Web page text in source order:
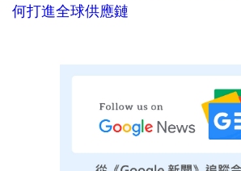
何打進全球供應鏈